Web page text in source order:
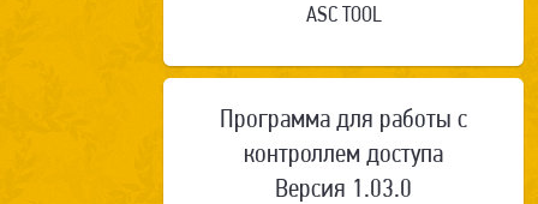
ASC TOOL
Программа для работы с
контроллем доступа
Версия 1.03.0